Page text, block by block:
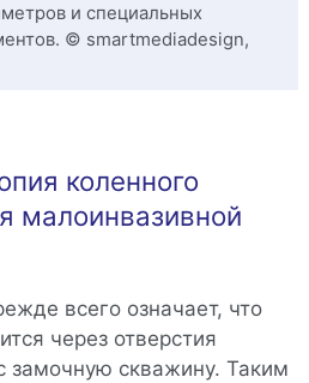
и специальных
© smartmediadesign,
коленного
малоинвазивной
всего означает, что
через отверстия
замочную скважину. Таким